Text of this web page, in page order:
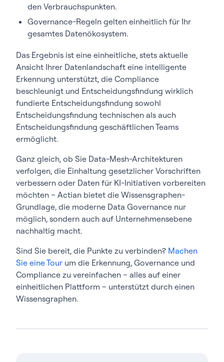
den Verbrauchspunkten.
Governance-Regeln gelten einheitlich für Ihr
gesamtes Datenökosystem.
Das Ergebnis ist eine einheitliche, stets aktuelle
Ansicht Ihrer Datenlandschaft eine intelligente
Erkennung unterstützt, die Compliance
beschleunigt und Entscheidungsfindung wirklich
fundierte Entscheidungsfindung sowohl
Entscheidungsfindung technischen als auch
Entscheidungsfindung geschäftlichen Teams
ermöglicht.
Ganz gleich, ob Sie Data-Mesh-Architekturen
verfolgen, die Einhaltung gesetzlicher Vorschriften
verbessern oder Daten für KI-Initiativen vorbereiten
möchten – Actian bietet die Wissensgraphen-
Grundlage, die moderne Data Governance nur
möglich, sondern auch auf Unternehmensebene
nachhaltig macht.
Sind Sie bereit, die Punkte zu verbinden? Machen
Sie eine Tour um die Erkennung, Governance und
Compliance zu vereinfachen – alles auf einer
einheitlichen Plattform – unterstützt durch einen
Wissensgraphen.